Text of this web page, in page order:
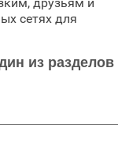
сетях для
из разделов